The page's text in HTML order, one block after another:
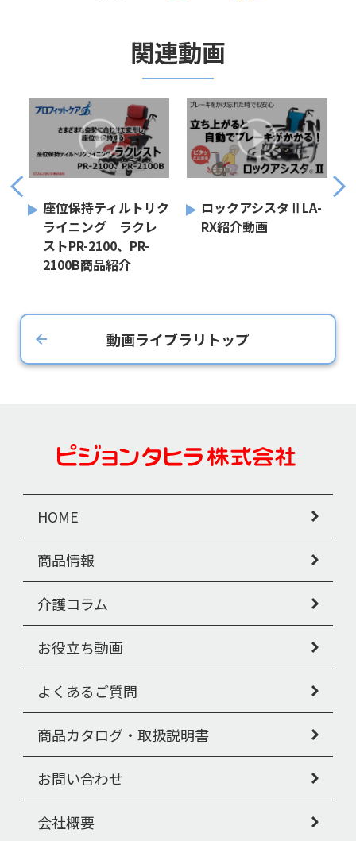
関連動画
座位保持ティルトリク
ライニング ラクレ
ストPR-2100、PR-
2100B商品紹介
ロックアシスタⅡLA-
RX紹介動画
動画ライブラリトップ
HOME
商品情報
介護コラム
お役立ち動画
よくあるご質問
商品カタログ・取扱説明書
お問い合わせ
会社概要